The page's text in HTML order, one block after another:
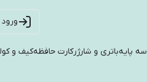
سه پایهباتری و شارژرکارت حافظهکیف و